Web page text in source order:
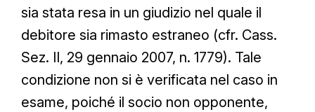
sia stata resa in un giudizio nel quale il
debitore sia rimasto estraneo (cfr. Cass.
Sez. II, 29 gennaio 2007, n. 1779). Tale
condizione non si è verificata nel caso in
esame, poiché il socio non opponente,